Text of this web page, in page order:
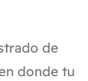
de
donde tu